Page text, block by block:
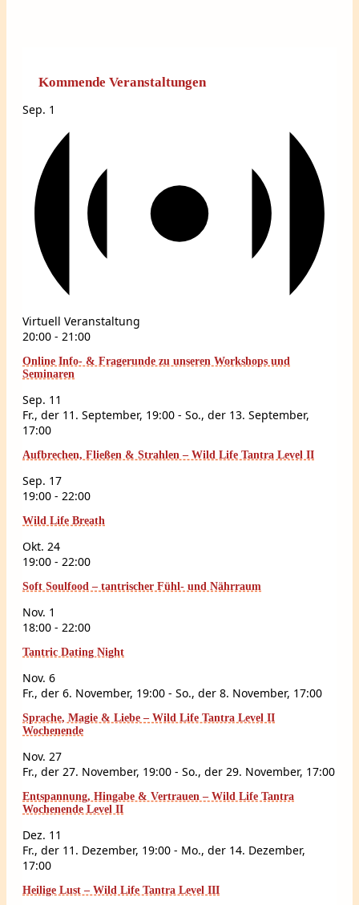
Kommende Veranstaltungen
Sep. 1
Virtuell Veranstaltung
20:00 - 21:00
Online Info- & Fragerunde zu unseren Workshops und
Seminaren
Sep. 11
Fr., der 11. September, 19:00 - So., der 13. September,
17:00
Aufbrechen, Fließen & Strahlen – Wild Life Tantra Level II
Sep. 17
19:00 - 22:00
Wild Life Breath
Okt. 24
19:00 - 22:00
Soft Soulfood – tantrischer Fühl- und Nährraum
Nov. 1
18:00 - 22:00
Tantric Dating Night
Nov. 6
Fr., der 6. November, 19:00 - So., der 8. November, 17:00
Sprache, Magie & Liebe – Wild Life Tantra Level II
Wochenende
Nov. 27
Fr., der 27. November, 19:00 - So., der 29. November, 17:00
Entspannung, Hingabe & Vertrauen – Wild Life Tantra
Wochenende Level II
Dez. 11
Fr., der 11. Dezember, 19:00 - Mo., der 14. Dezember,
17:00
Heilige Lust – Wild Life Tantra Level III